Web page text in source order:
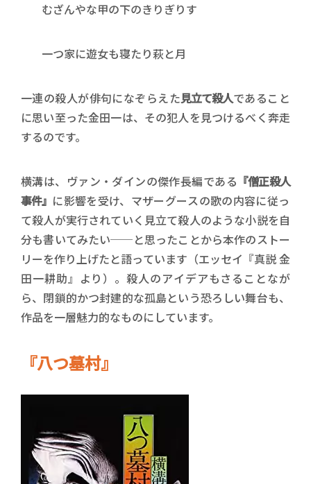
むざんやな甲の下のきりぎりす
一つ家に遊女も寝たり萩と月
一連の殺人が俳句になぞらえた見立て殺人であること
に思い至った金田一は、その犯人を見つけるべく奔走
するのです。
横溝は、ヴァン・ダインの傑作長編である 『僧正殺人
事件』 に影響を受け、マザーグースの歌の内容に従っ
て殺人が実行されていく見立て殺人のような小説を自
分も書いてみたい──と思ったことから本作のストー
リーを作り上げたと語っています（エッセイ『真説 金
田一耕助』より）。殺人のアイデアもさることなが
ら、閉鎖的かつ封建的な孤島という恐ろしい舞台も、
作品を一層魅力的なものにしています。
『八つ墓村』